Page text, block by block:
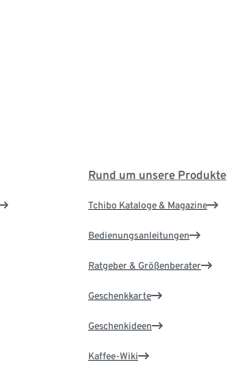
Rund um unsere Produkte
Tchibo Kataloge & Magazine
Bedienungsanleitungen
Ratgeber & Größenberater
Geschenkkarte
Geschenkideen
Kaffee-Wiki